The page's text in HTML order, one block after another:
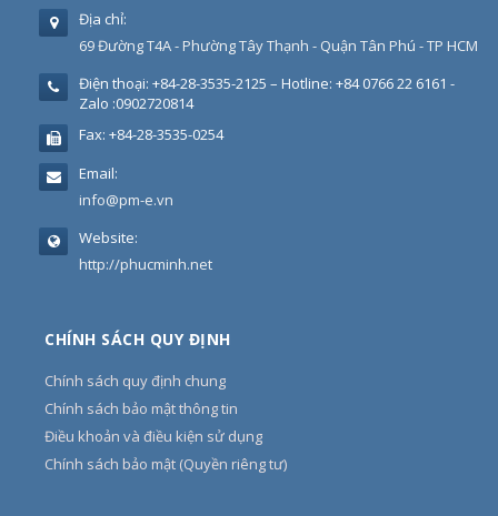
Địa chỉ:
69 Đường T4A - Phường Tây Thạnh - Quận Tân Phú - TP HCM
Điện thoại: +84-28-3535-2125 – Hotline: +84 0766 22 6161 -
Zalo :0902720814
Fax: +84-28-3535-0254
Email:
info@pm-e.vn
Website:
http://phucminh.net
CHÍNH SÁCH QUY ĐỊNH
Chính sách quy định chung
Chính sách bảo mật thông tin
Điều khoản và điều kiện sử dụng
Chính sách bảo mật (Quyền riêng tư)